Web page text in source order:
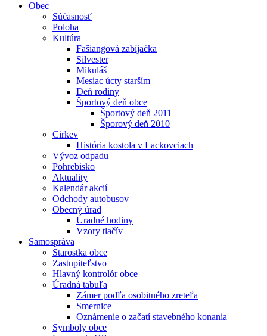
Obec
Súčasnosť
Poloha
Kultúra
Fašiangová zabíjačka
Silvester
Mikuláš
Mesiac úcty starším
Deň rodiny
Športový deň obce
Športový deň 2011
Šporový deň 2010
Cirkev
História kostola v Lackovciach
Vývoz odpadu
Pohrebisko
Aktuality
Kalendár akcií
Odchody autobusov
Obecný úrad
Úradné hodiny
Vzory tlačív
Samospráva
Starostka obce
Zastupiteľstvo
Hlavný kontrolór obce
Úradná tabuľa
Zámer podľa osobitného zreteľa
Smernice
Oznámenie o začatí stavebného konania
Symboly obce